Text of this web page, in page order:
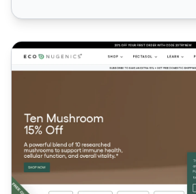
Programa de Afiliados EcoNugenics